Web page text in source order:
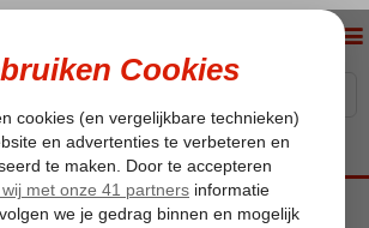
San Antonio Azuline Galfi Hotel